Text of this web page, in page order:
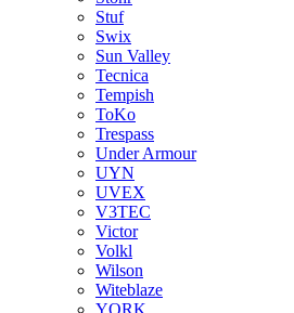
Stuf
Swix
Sun Valley
Tecnica
Tempish
ToKo
Trespass
Under Armour
UYN
UVEX
V3TEC
Victor
Volkl
Wilson
Witeblaze
YORK